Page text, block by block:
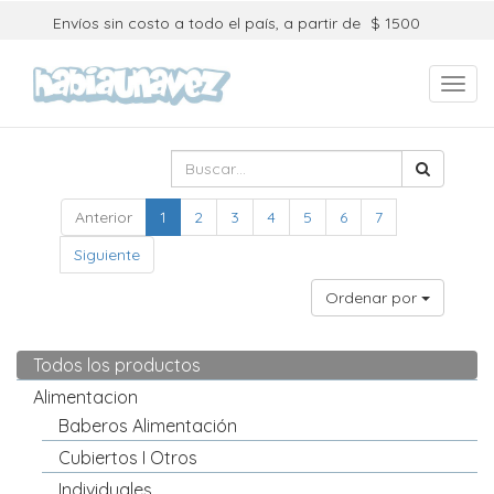
Envíos sin costo a todo el país, a partir de $ 1500
Anterior 1 2 3 4 5 6
7
Siguiente
Ordenar por
Todos los productos
Alimentacion
Baberos Alimentación
Cubiertos I Otros
Individuales